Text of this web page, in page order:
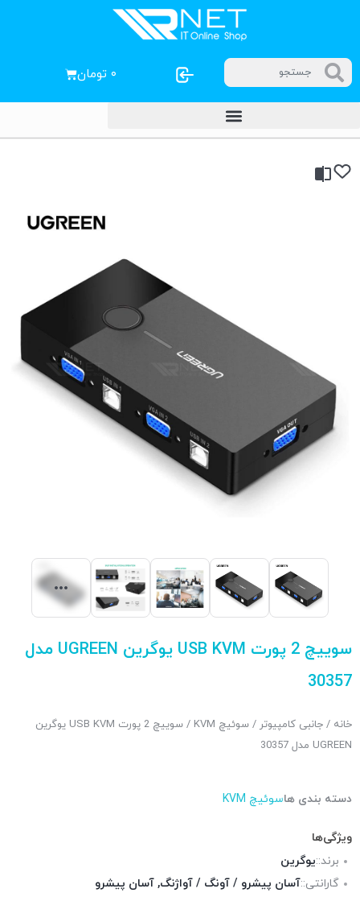
۰ تومان
سوییچ 2 پورت USB KVM یوگرین UGREEN مدل
30357
خانه / جانبی کامپیوتر / سوئیچ KVM
/ سوییچ 2 پورت USB KVM یوگرین
UGREEN مدل 30357
دسته بندی هاسوئیچ KVM
ویژگی‌ها
برند::یوگرین
گارانتی::آسان پیشرو / آونگ / آواژنگ, آسان پیشرو